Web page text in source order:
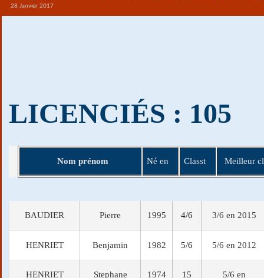
28 Janvier 2017
LICENCIÉS : 105
Nom prénom Né en Classt Meilleur
BAUDIER Pierre 1995 4/6 3/6 en 2015
HENRIET Benjamin 1982 5/6 5/6 en 2012
HENRIET Stephane 1974 15 5/6 en